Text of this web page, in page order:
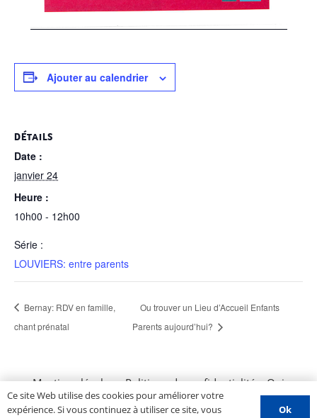
Ajouter au calendrier
DÉTAILS
Date :
janvier 24
Heure :
10h00 - 12h00
Série :
LOUVIERS: entre parents
Bernay: RDV en famille,
chant prénatal
Ou trouver un Lieu d’Accueil Enfants
Parents aujourd’hui?
Mentions légales–Politique de confidentialité–Qui
sommes nous ?–Contactez-nous –Espace PROS–
Ce site Web utilise des cookies pour améliorer votre
expérience. Si vous continuez à utiliser ce site, vous
Ok